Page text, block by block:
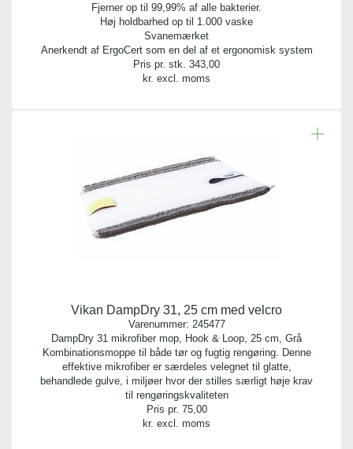
Fjerner op til 99,99% af alle bakterier.
Høj holdbarhed op til 1.000 vaske
Svanemærket
Anerkendt af ErgoCert som en del af et ergonomisk system
Pris pr. stk. 343,00
kr. excl. moms
Vikan DampDry 31, 25 cm med velcro
Varenummer: 245477
DampDry 31 mikrofiber mop, Hook & Loop, 25 cm, Grå
Kombinationsmoppe til både tør og fugtig rengøring. Denne
effektive mikrofiber er særdeles velegnet til glatte,
behandlede gulve, i miljøer hvor der stilles særligt høje krav
til rengøringskvaliteten
Pris pr. 75,00
kr. excl. moms